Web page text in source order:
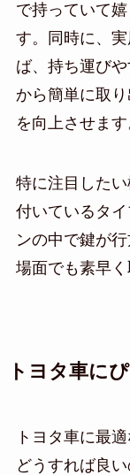
で持っていて
す。同時に、
ば、持ち運び
から簡単に取
を向上させます
特に注目した
付いているタ
ンの中で鍵が
場面でも素早く
トヨタ車に
トヨタ車に最
どうすれば良